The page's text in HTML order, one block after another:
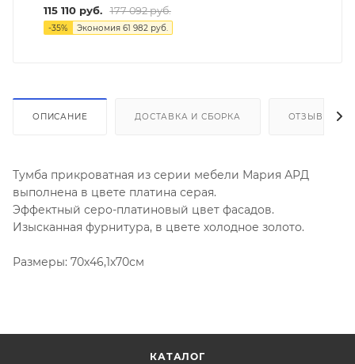
115 110руб. 177 092руб.
-35% Экономия 61 982руб.
ОПИСАНИЕ ДОСТАВКА И СБОРКА ОТЗЫВЫ
Тумба прикроватная из серии мебели Мария АРД
выполнена в цвете платина серая.
Эффектный серо-платиновый цвет фасадов.
Изысканная фурнитура, в цвете холодное золото.
Размеры: 70х46,1х70см
КАТАЛОГ